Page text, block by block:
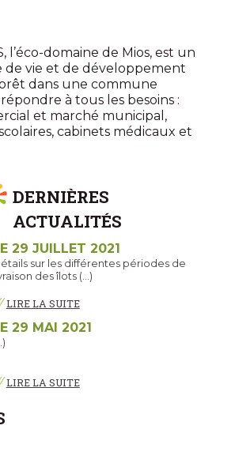
l’éco-domaine de Mios, est un
de vie et de développement
dans une commune
à tous les besoins :
et marché municipal,
cabinets médicaux et
DERNIÈRES
ACTUALITÉS
29 JUILLET 2021
sur les différentes périodes de
des îlots (…)
LIRE LA SUITE
29 MAI 2021
LIRE LA SUITE